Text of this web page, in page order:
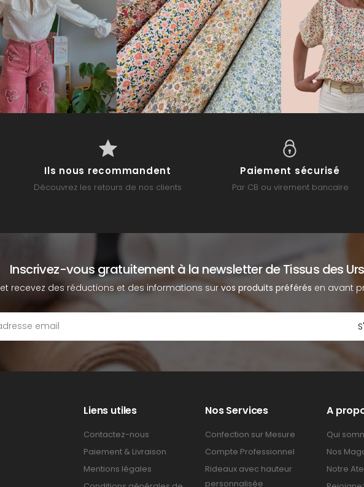
Ils nous recommandent
Découvrez les retours de nos clients
Paiement sécurisé
Par CB ou virement bancaire
Inscrivez-vous gratuitement à la newsletter de Tissus des
et recevez des réductions et des informations survos produits préférés en avant
Liens utiles
Contactez-nous
Paiement & Livraison
Mentions légales
Nos Services
Confection sur Mesure
Compte Professionnel
Rideaux avec hauteur
personnalisée
A
Qui
Nos
Notre